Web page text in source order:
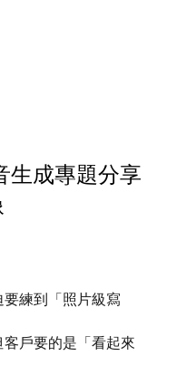
生成專題分享
練到「照片級寫
戶要的是「看起來